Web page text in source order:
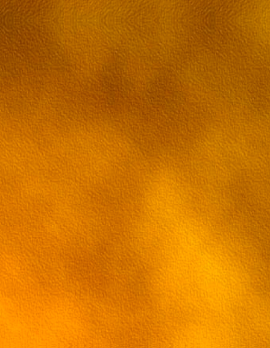
Серия 41[RUS] [ru трафик]
Серия 42[RUS] [ru трафик]
Серия 43[RUS] [ru трафик]
Серия 44[RUS] [ru трафик]
Серия 45[RUS] [ru трафик]
Серия 46[RUS] [ru трафик]
Серия 47[RUS] [ru трафик]
Серия 48[RUS] [ru трафик]
Серия 49[RUS] [ru трафик]
Серия 50[RUS] [ru трафик]
Серия 51[RUS] [ru трафик]